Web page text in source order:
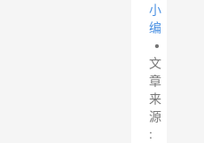
小
编
•
文
章
来
源
: